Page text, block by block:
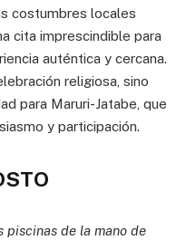
costumbres locales
cita imprescindible para
auténtica y cercana.
religiosa, sino
para Maruri-Jatabe, que
y participación.
de la mano de